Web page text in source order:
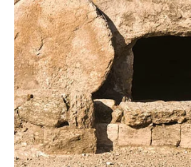
VAGA – SREĆA
KOJI DONOSI
Vaga do sredine marta dobija
unutrašnju dilemu. Tvoja sreća
odlučiš, energija se oslobađa i sve